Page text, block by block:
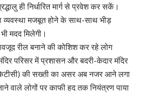
ही निर्धारित मार्ग से प्रवेश कर सकें।
व्यवस्था मजबूत होने के साथ-साथ भीड़
मदद मिलेगी।
रील बनाने की कोशिश कर रहे लोग
परिसर में प्रशासन और बदरी-केदार मंदिर
की सख्ती का असर अब नजर आने लगा
वाले लोगों पर काफी हद तक नियंत्रण पाया